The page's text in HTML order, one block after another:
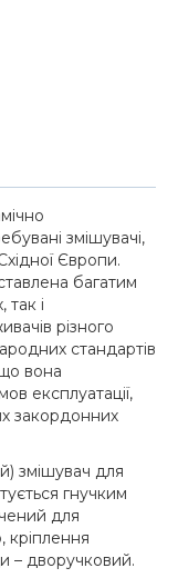
змішувачі,
Європи.
багатим
і
різного
стандартів
вона
експлуатації,
закордонних
змішувач для
гнучким
для
кріплення
– дворучковий.